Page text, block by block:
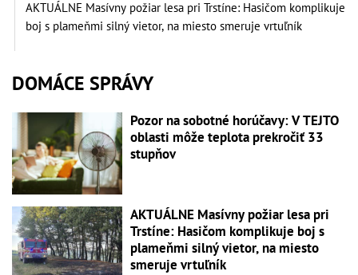
AKTUÁLNE Masívny požiar lesa pri Trstíne: Hasičom komplikuje
boj s plameňmi silný vietor, na miesto smeruje vrtuľník
DOMÁCE SPRÁVY
Pozor na sobotné horúčavy: V TEJTO
oblasti môže teplota prekročiť 33
stupňov
AKTUÁLNE Masívny požiar lesa pri
Trstíne: Hasičom komplikuje boj s
plameňmi silný vietor, na miesto
smeruje vrtuľník